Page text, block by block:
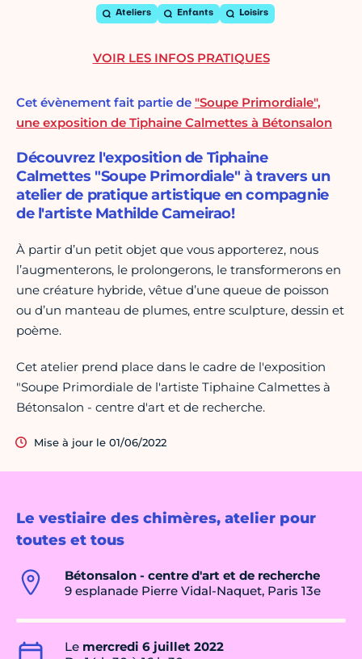
Ateliers Enfants Loisirs
Le vestiaire des chimères, atelier pour
toutes et tous
Bétonsalon - centre d'art et de recherche
9 esplanade Pierre Vidal-Naquet, Paris 13e
Le mercredi 6 juillet 2022
Cet évènement fait partie de "Soupe Primordiale",
une exposition de Tiphaine Calmettes à Bétonsalon
Découvrez l'exposition de Tiphaine
Calmettes "Soupe Primordiale" à travers un
atelier de pratique artistique en compagnie
de l'artiste Mathilde Cameirao!
À partir d’un petit objet que vous appor­te­rez, nous
l’aug­men­te­rons, le pro­lon­ge­rons, le trans­for­me­rons en
une créa­ture hybride, vêtue d’une queue de pois­son
ou d’un man­teau de plumes, entre sculp­ture, dessin et
poème.
Cet atelier prend place dans le cadre de l'exposition
"Soupe Primordiale de l'artiste Tiphaine Calmettes à
Bétonsalon - centre d'art et de recherche.
Mise à jour le 01/06/2022
VOIR LES INFOS PRATIQUES